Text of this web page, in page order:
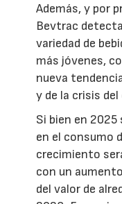
Además, y por
Bevtrac
variedad de
más jóvenes,
nueva
y de la crisis
Si bien en 2025
en el consumo
crecimiento
con un
del valor de